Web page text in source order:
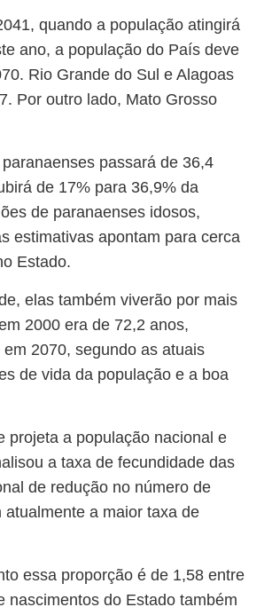
quando a população atingirá
ano, a população do País deve
Rio Grande do Sul e Alagoas
Por outro lado, Mato Grosso
passará de 36,4
de 17% para 36,9% da
de paranaenses idosos,
estimativas apontam para cerca
Estado.
elas também viverão por mais
2000 era de 72,2 anos,
2070, segundo as atuais
de vida da população e a boa
projeta a população nacional e
a taxa de fecundidade das
de redução no número de
a maior taxa de
essa proporção é de 1,58 entre
nascimentos do Estado também